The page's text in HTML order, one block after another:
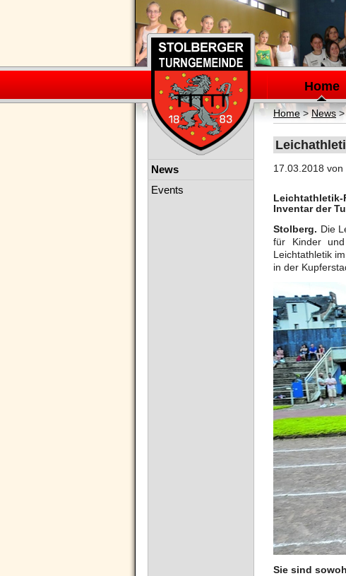
Navigation
überspringen
Home
Home> News>
17.03.2018 von
Leichtathletik-
Inventar der
Stolberg. Die
für Kinder
Leichtathletik
in der
Sie sind
Navigation
News
Events